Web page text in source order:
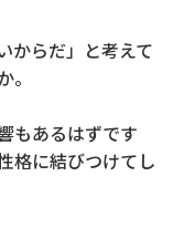
からだ」と考えて
もあるはずです
格に結びつけてし